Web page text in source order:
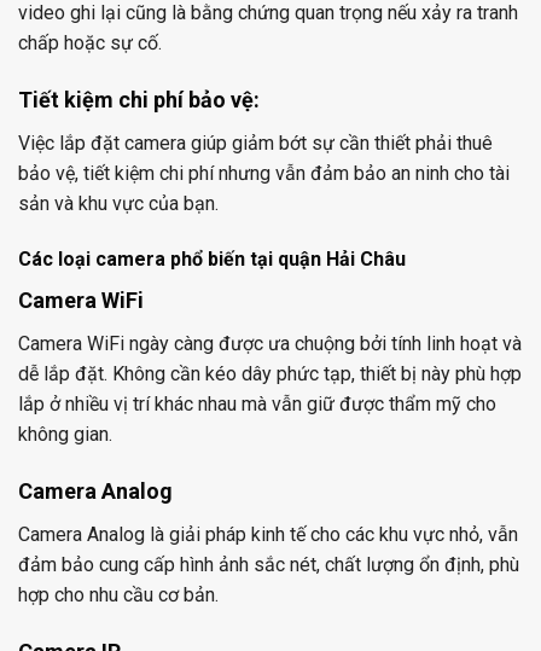
video ghi lại cũng là bằng chứng quan trọng nếu xảy ra tranh
chấp hoặc sự cố.
Tiết kiệm chi phí bảo vệ:
Việc lắp đặt camera giúp giảm bớt sự cần thiết phải thuê
bảo vệ, tiết kiệm chi phí nhưng vẫn đảm bảo an ninh cho tài
sản và khu vực của bạn.
Các loại camera phổ biến tại quận Hải Châu
Camera WiFi
Camera WiFi ngày càng được ưa chuộng bởi tính linh hoạt và
dễ lắp đặt. Không cần kéo dây phức tạp, thiết bị này phù hợp
lắp ở nhiều vị trí khác nhau mà vẫn giữ được thẩm mỹ cho
không gian.
Camera Analog
Camera Analog là giải pháp kinh tế cho các khu vực nhỏ, vẫn
đảm bảo cung cấp hình ảnh sắc nét, chất lượng ổn định, phù
hợp cho nhu cầu cơ bản.